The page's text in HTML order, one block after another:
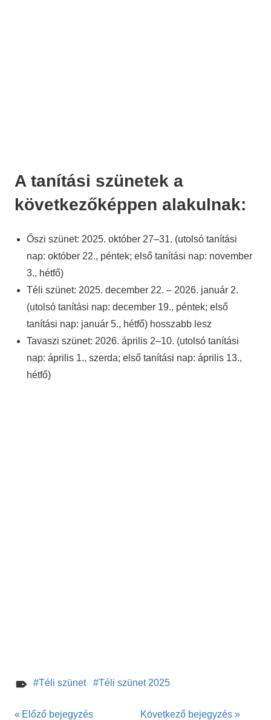
A tanítási szünetek a
következőképpen alakulnak:
Őszi szünet: 2025. október 27–31. (utolsó tanítási
nap: október 22., péntek; első tanítási nap: november
3., hétfő)
Téli szünet: 2025. december 22. – 2026. január 2.
(utolsó tanítási nap: december 19., péntek; első
tanítási nap: január 5., hétfő) hosszabb lesz
Tavaszi szünet: 2026. április 2–10. (utolsó tanítási
nap: április 1., szerda; első tanítási nap: április 13.,
hétfő)
Téli szünet Téli szünet 2025
Előző bejegyzés Következő bejegyzés